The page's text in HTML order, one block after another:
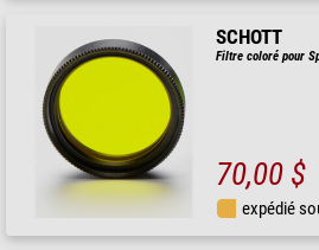
SCHOTT
Filtre coloré pour
70,00 $
expédié